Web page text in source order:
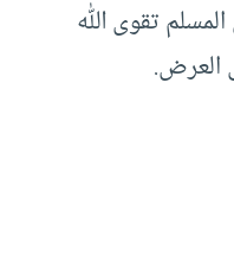
تقوى الله
العرض.